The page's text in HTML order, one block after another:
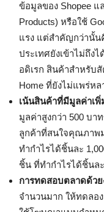
ข้อมูลของ Shopee แ
Products) หรือใช้
แรง แต่สำคัญกว่านั้น
ประเทศยังเข้าไม่ถึง
อดิเรก สินค้าสำหรับ
Home ที่ยังไม่แพร่หล
เน้นสินค้าที่มีมูลค่าเพิ่
มูลค่าสูงกว่า 500 บา
ลูกค้าที่สนใจคุณภาพ
ทำกำไรได้ชิ้นละ
ชิ้น ที่ทำกำไรได้ชิ้นล
การทดสอบตลาดด้ว
จำนวนมาก ให้ทดลอ